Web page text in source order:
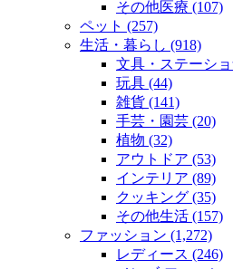
その他医療 (107)
ペット (257)
生活・暮らし (918)
文具・ステーシ
玩具 (44)
雑貨 (141)
手芸・園芸 (20)
植物 (32)
アウトドア (53)
インテリア (89)
クッキング (35)
その他生活 (157)
ファッション (1,272)
レディース (246)